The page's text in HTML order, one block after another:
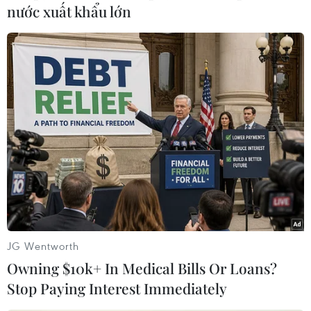
Phim nhận về giải Bông sen bạc, giải Nam diễn
viên xuất sắc nhất cho Trấn Thành, giải Biên
kịch xuất sắc nhất cho đạo diễn Nhất Trung tại
Liên hoan phim Việt Nam lần thứ 21.
nước xuất khẩu lớn
JG Wentworth
Owning $10k+ In Medical Bills Or Loans?
Stop Paying Interest Immediately